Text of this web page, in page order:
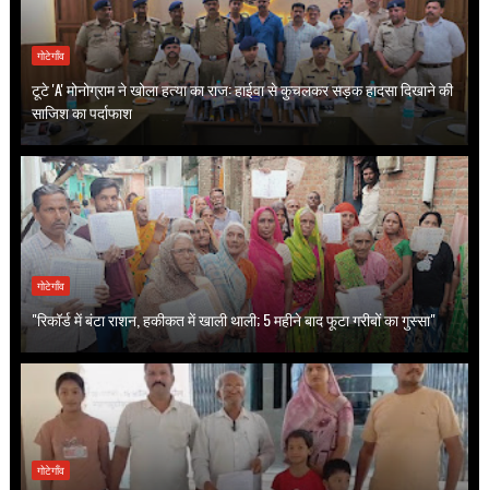
गोटेगाँव
टूटे 'A' मोनोग्राम ने खोला हत्या का राज: हाईवा से कुचलकर सड़क हादसा दिखाने की
साजिश का पर्दाफाश
गोटेगाँव
"रिकॉर्ड में बंटा राशन, हकीकत में खाली थाली; 5 महीने बाद फूटा गरीबों का गुस्सा"
गोटेगाँव